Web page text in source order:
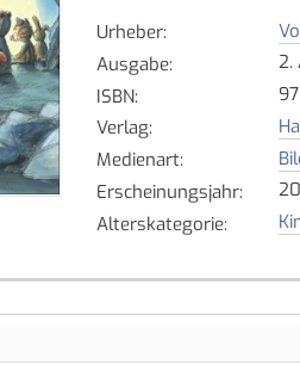
Urheber:
Ausgabe:
2.
ISBN:
Verlag:
Medienart:
Erscheinungsjahr:
Alterskategorie: